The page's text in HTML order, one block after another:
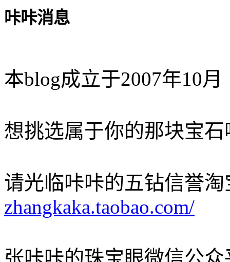
咔咔消息
本blog成立于2007年10月
想挑选属于你的那块宝石
请光临咔咔的五钻信誉淘
zhangkaka.taobao.com/